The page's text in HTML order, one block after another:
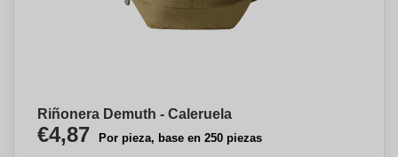
Riñonera Demuth - Caleruela
€4,87 Por pieza, base en 250 piezas